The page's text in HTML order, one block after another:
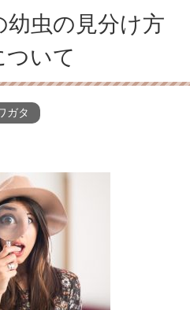
虫の見分け方
ついて
ガタ